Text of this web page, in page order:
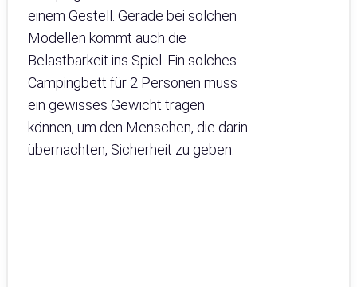
einem Gestell. Gerade bei solchen
Modellen kommt auch die
Belastbarkeit ins Spiel. Ein solches
Campingbett für 2 Personen muss
ein gewisses Gewicht tragen
können, um den Menschen, die darin
übernachten, Sicherheit zu geben.